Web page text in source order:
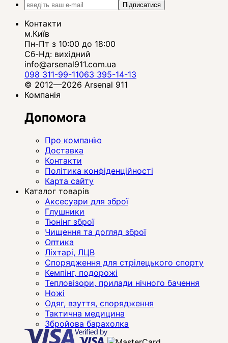
Підписатися
Контакти
м.Київ
Пн-Пт з 10:00 до 18:00
Сб-Нд: вихідний
info@arsenal911.com.ua
098 311-99-11063 395-14-13
© 2012—2026 Arsenal 911
Компанія
Допомога
Про компанію
Доставка
Контакти
Політика конфіденційності
Карта сайту
Каталог товарів
Аксесуари для зброї
Глушники
Тюнінг зброї
Чищення та догляд зброї
Оптика
Ліхтарі, ЛЦВ
Спорядження для стрілецького спорту
Кемпінг, подорожі
Тепловізори, прилади нічного бачення
Ножі
Одяг, взуття, спорядження
Тактична медицина
Збройова барахолка